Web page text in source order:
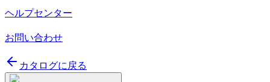
ヘルプセンター
お問い合わせ
カタログに戻る